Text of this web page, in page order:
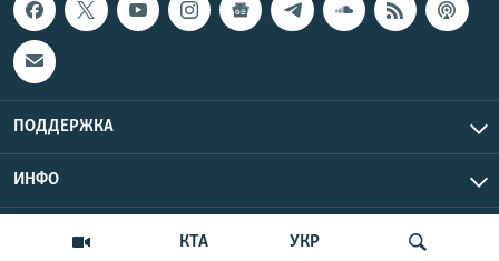
КТА УКР
ПОДДЕРЖКА
ИНФО
Copyright Крым.Реалии, 2026 | Все права защищены.
UTC+3